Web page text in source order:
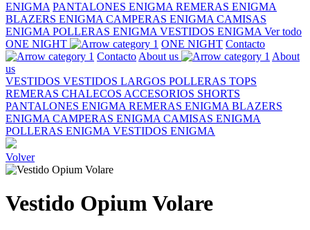
ENIGMA PANTALONES ENIGMA REMERAS ENIGMA
BLAZERS ENIGMA CAMPERAS ENIGMA CAMISAS
ENIGMA POLLERAS ENIGMA VESTIDOS ENIGMA Ver todo
ONE NIGHT
ONE NIGHT Contacto
Contacto About us
About
us
VESTIDOS VESTIDOS LARGOS POLLERAS TOPS
REMERAS CHALECOS ACCESORIOS SHORTS
PANTALONES ENIGMA REMERAS ENIGMA BLAZERS
ENIGMA CAMPERAS ENIGMA CAMISAS ENIGMA
POLLERAS ENIGMA VESTIDOS ENIGMA
Volver
Vestido Opium Volare